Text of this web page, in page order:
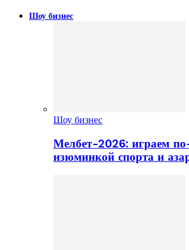
Шоу бизнес
Шоу бизнес
Мелбет-2026: играем
изюминкой спорта и